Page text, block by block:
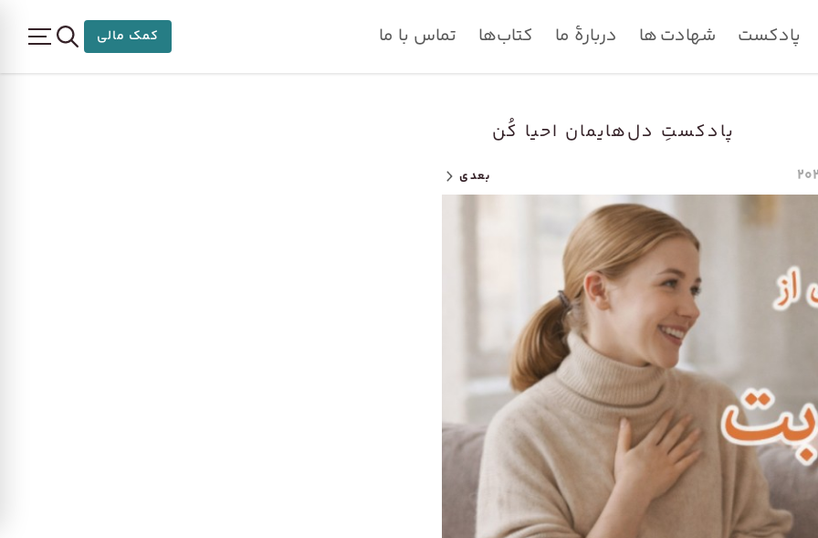
پادکست شهادت ها دربارۀ ما کتاب‌ها تماس با ما کمک مالی
پادکستِ دل‌هایمان احیا کُن
بعدی